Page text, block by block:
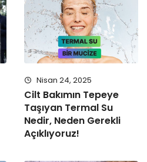
Nisan 24, 2025
Cilt Bakımın Tepeye
Taşıyan Termal Su
Nedir, Neden Gerekli
Açıklıyoruz!